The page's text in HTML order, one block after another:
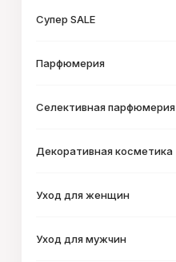
Супер SALE
Парфюмерия
Селективная парфюмерия
Декоративная косметика
Уход для женщин
Уход для мужчин